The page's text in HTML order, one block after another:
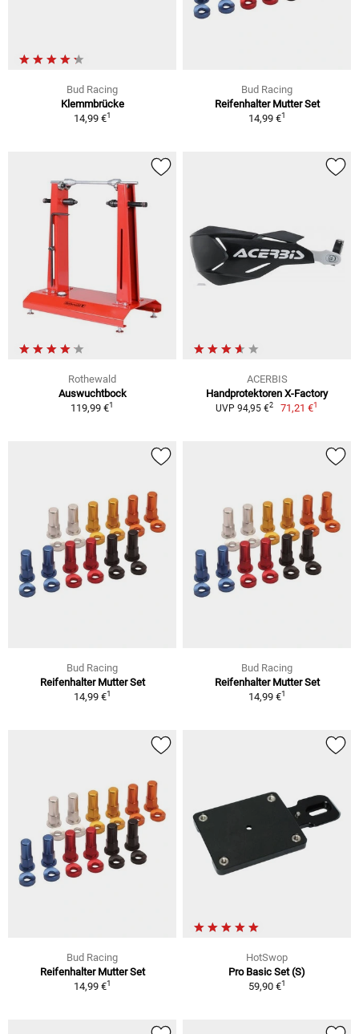
Bud Racing
Klemmbrücke
14,99 €1
Bud Racing
Reifenhalter Mutter Set
14,99 €1
Rothewald
Auswuchtbock
119,99 €1
ACERBIS
Handprotektoren X-Factory
UVP 94,95 €2 71,21 €1
Bud Racing
Reifenhalter Mutter Set
14,99 €1
Bud Racing
Reifenhalter Mutter Set
14,99 €1
Bud Racing
Reifenhalter Mutter Set
14,99 €1
HotSwop
Pro Basic Set (S)
59,90 €1